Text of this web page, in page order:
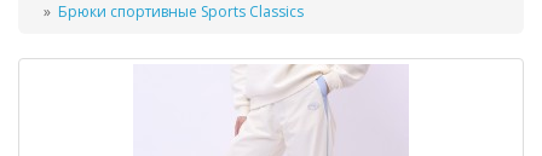
Брюки спортивные Sports Classics